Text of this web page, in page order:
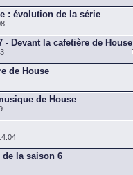
: évolution de la série
Devant la cafetière de House
de House
de House
de la saison 6